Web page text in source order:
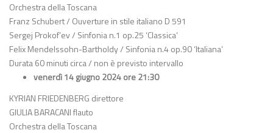
Orchestra della Toscana
Franz Schubert/ Ouverture in stile italiano D 591
Sergej Prokof’ev/ Sinfonia n.1 op.25 ‘Classica’
Felix Mendelssohn-Bartholdy/ Sinfonia n.4 op.90 ‘Italiana’
Durata 60 minuti circa / non è previsto intervallo
venerdì 14 giugno 2024 ore 21:30
KYRIAN FRIEDENBERG direttore
GIULIA BARACANIflauto
Orchestra della Toscana